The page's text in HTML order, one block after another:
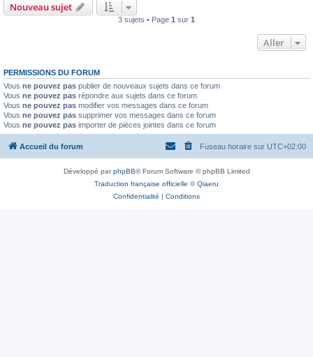
Nouveau sujet
3 sujets • Page 1 sur 1
Aller
PERMISSIONS DU FORUM
Vous ne pouvez pas publier de nouveaux sujets dans ce forum
Vous ne pouvez pas répondre aux sujets dans ce forum
Vous ne pouvez pas modifier vos messages dans ce forum
Vous ne pouvez pas supprimer vos messages dans ce forum
Vous ne pouvez pas importer de pièces jointes dans ce forum
Accueil du forum Fuseau horaire sur UTC+02:00
Développé parphpBB® Forum Software © phpBB Limited
Traduction française officielle ©Qiaeru
Confidentialité | Conditions